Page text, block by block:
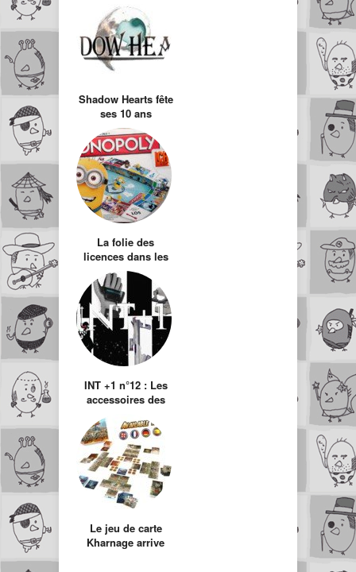
Shadow Hearts fête
ses 10 ans
La folie des
licences dans les
jeux de société
INT +1 n°12 : Les
accessoires des
Le jeu de carte
Kharnage arrive